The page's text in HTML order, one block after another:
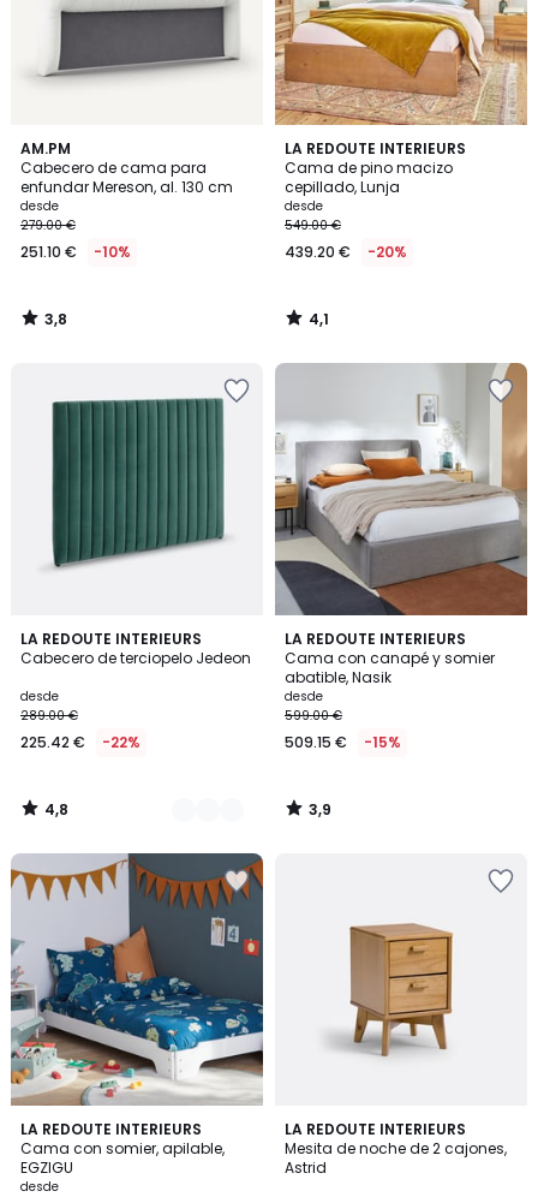
AM.PM
Cabecero de cama para
enfundar Mereson, al. 130 cm
desde
279.00 €
251.10 € -10%
3,8
/ 5
3,8
/
LA REDOUTE INTERIEURS
Cama de pino macizo
cepillado, Lunja
desde
549.00 €
439.20 € -20%
4,1
/ 5
4,1
/
LA REDOUTE INTERIEURS
Cabecero de terciopelo Jedeon
desde
289.00 €
225.42 € -22%
4,8
/ 5
2
Colores
4,8
/
LA REDOUTE INTERIEURS
Cama con canapé y somier
abatible, Nasik
desde
599.00 €
509.15 € -15%
3,9
/ 5
3,9
/
LA REDOUTE INTERIEURS
Cama con somier, apilable,
EGZIGU
desde
4
/
5
2
Colores
LA REDOUTE INTERIEURS
Mesita de noche de 2 cajones,
Astrid
4,2
/ 5